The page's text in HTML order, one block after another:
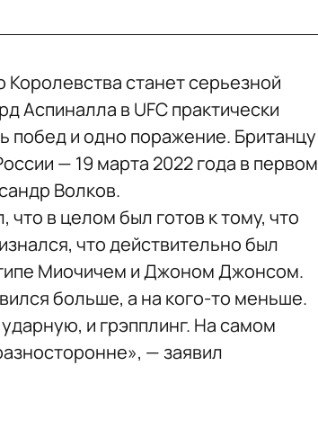
станет серьезной
Аспиналла в UFC практически
побед и одно поражение. Британцу
— 19 марта 2022 года в первом
Волков.
в целом был готов к тому, что
что действительно был
Миочичем и Джоном Джонсом.
больше, а на кого-то меньше.
и грэпплинг. На самом
— заявил